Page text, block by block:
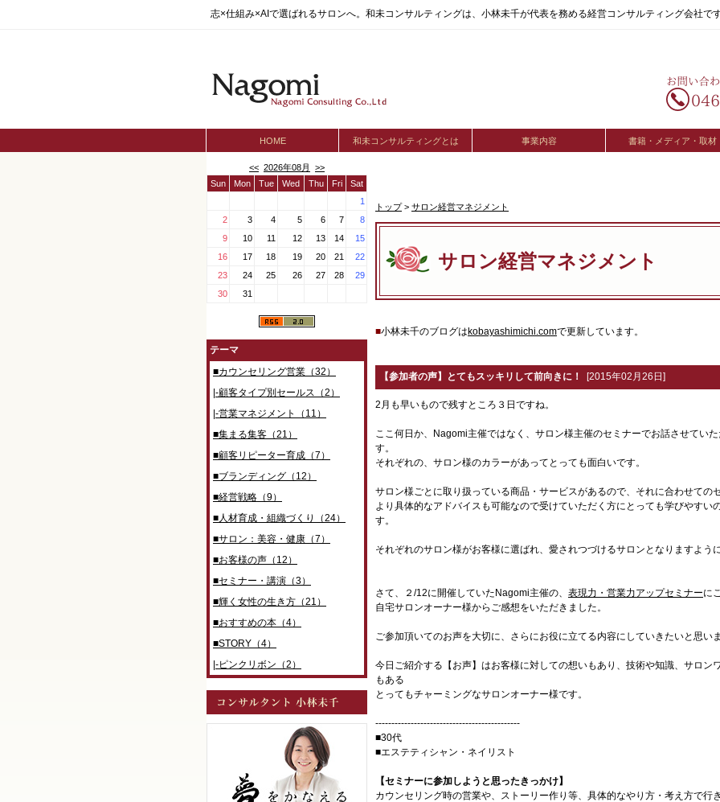
志×仕組み×AIで選ばれるサロンへ。和未コンサルティングは、小林未千が代表を務める経営コンサルティング会社です
HOME 和未コンサルティングとは 事業内容 書籍・メディア・取材
<< 2026年08月
>>
Sun
Mon Tue Wed Thu Fri
Sat
1
2
3 4 5 6 7
8
9
10 11 12 13 14
15
16
17 18 19 20 21
22
23
24 25 26 27 28
29
30
31
テーマ
■カウンセリング営業（32）
|-顧客タイプ別セールス（2）
|-営業マネジメント（11）
■集まる集客（21）
■顧客リピーター育成（7）
■ブランディング（12）
■経営戦略（9）
■人材育成・組織づくり（24）
■サロン：美容・健康（7）
■お客様の声（12）
■セミナー・講演（3）
■輝く女性の生き方（21）
■おすすめの本（4）
■STORY（4）
|-ピンクリボン（2）
トップ> サロン経営マネジメント
サロン経営マネジメント
■小林未千のブログはkobayashimichi.comで更新しています。
【参加者の声】とてもスッキリして前向きに！
[2015年02月26日]
2月も早いもので残すところ３日ですね。
ここ何日か、Nagomi主催ではなく、サロン様主催のセミナーでお話させていた
す。
それぞれの、サロン様のカラーがあってとっても面白いです。
サロン様ごとに取り扱っている商品・サービスがあるので、それに合わせての
より具体的なアドバイスも可能なので受けていただく方にとっても学びやすい
す。
それぞれのサロン様がお客様に選ばれ、愛されつづけるサロンとなりますように
さて、２/12に開催していたNagomi主催の、 表現力・営業力アップセミナーに
自宅サロンオーナー様からご感想をいただきました。
ご参加頂いてのお声を大切に、さらにお役に立てる内容にしていきたいと思いま
今日ご紹介する【お声】はお客様に対しての想いもあり、技術や知識、サロン
もある
とってもチャーミングなサロンオーナー様です。
---------------------------------------------
■30代
■エステティシャン・ネイリスト
【セミナーに参加しようと思ったきっかけ】
カウンセリング時の営業や、ストーリー作り等、具体的なやり方・考え方で行